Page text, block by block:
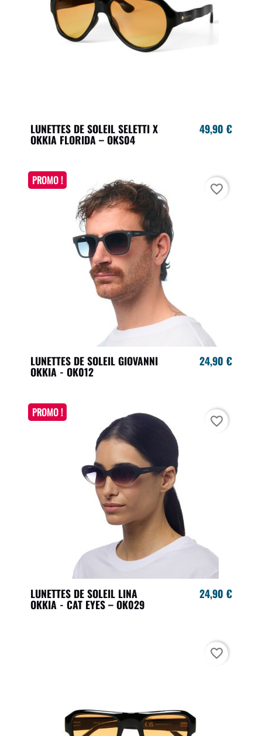
LUNETTES DE SOLEIL SELETTI X
OKKIA FLORIDA – OKS04
49,90 €
LUNETTES DE SOLEIL GIOVANNI
OKKIA - OK012
24,90 €
PROMO !
favorite_border
LUNETTES DE SOLEIL LINA
OKKIA - CAT EYES – OK029
24,90 €
PROMO !
favorite_border
favorite_border